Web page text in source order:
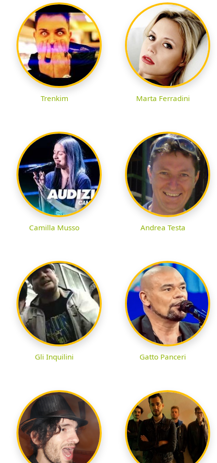
Trenkim Marta Ferradini
Camilla Musso Andrea Testa
Gli Inquilini Gatto Panceri